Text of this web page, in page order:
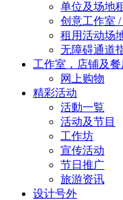
单位及场地
创意工作室
租用活动场
无障碍通道
工作室，店铺及餐
网上购物
精彩活动
活動一覧
活动及节目
工作坊
宣传活动
节日推广
旅游资讯
设计号外